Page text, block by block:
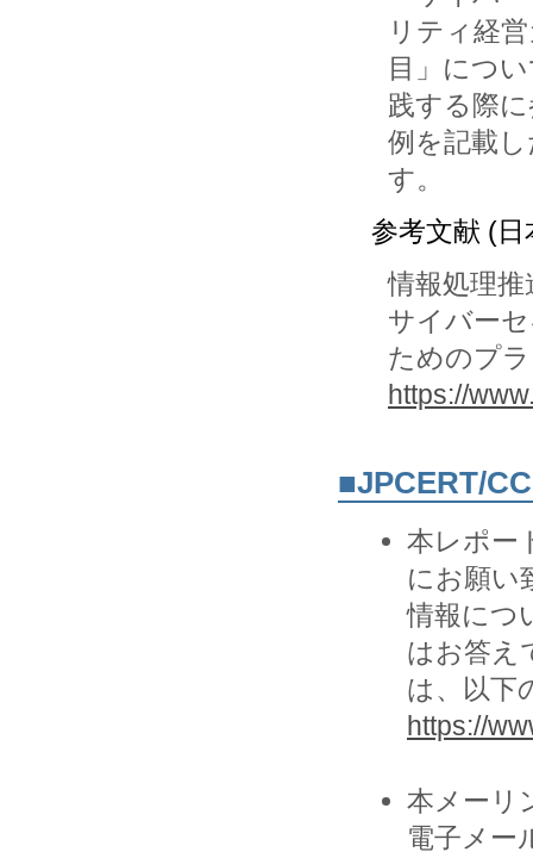
リティ経
目」につ
践する際
例を記載
す。
参考文献 (日
情報処理推
サイバー
ためのプ
https://
■JPCERT/
本レポー
にお願い
情報につ
はお答え
は、以下
https://
本メーリ
電子メー